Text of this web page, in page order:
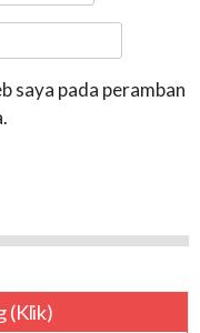
saya pada peramban
(klik)